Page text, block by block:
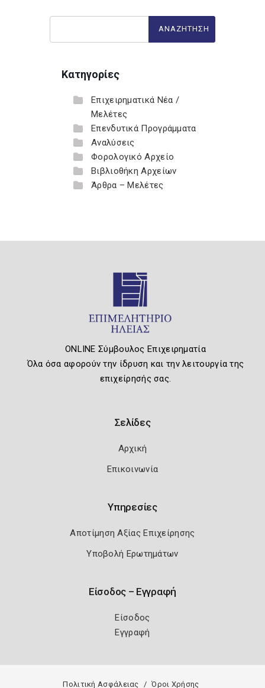
Κατηγορίες
Επιχειρηματικά Νέα /
Μελέτες
Επενδυτικά Προγράμματα
Αναλύσεις
Φορολογικό Αρχείο
Βιβλιοθήκη Αρχείων
Άρθρα – Μελέτες
ONLINE Σύμβουλος Επιχειρηματία
Όλα όσα αφορούν την ίδρυση και την λειτουργία της
επιχείρησής σας.
Σελίδες
Αρχική
Επικοινωνία
Υπηρεσίες
Αποτίμηση Αξίας Επιχείρησης
Υποβολή Ερωτημάτων
Είσοδος – Εγγραφή
Είσοδος
Εγγραφή
Πολιτική Ασφάλειας Όροι Χρήσης